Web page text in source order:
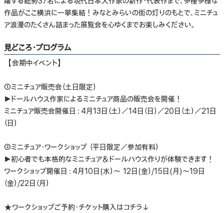
作品がここ横浜に一挙集結！みなとみらいの街の灯りのもとで、ミニチュ
ア浪漫のたくさん詰まった展覧会を心ゆくまでお楽しみください。
見どころ・プログラム
【会期中イベント】
①ミニチュア販売会（土日限定）
▶︎ドールハウス作家によるミニチュア商品の販売会を開催！
ミニチュア販売会開催日：4月13日（土）／14日（日）／20日（土）／21日
（日）
②ミニチュア・ワークショップ （平日限定／参加有料）
▶︎初心者でも本格的なミニチュア＆ドールハウス作りが体験できます！
ワークショップ開催日：4月10日(水）〜 12日(金）/15日(月)〜19日
（金）/22日（月）
★ワークショップご予約・チケット購入はコチラ↓